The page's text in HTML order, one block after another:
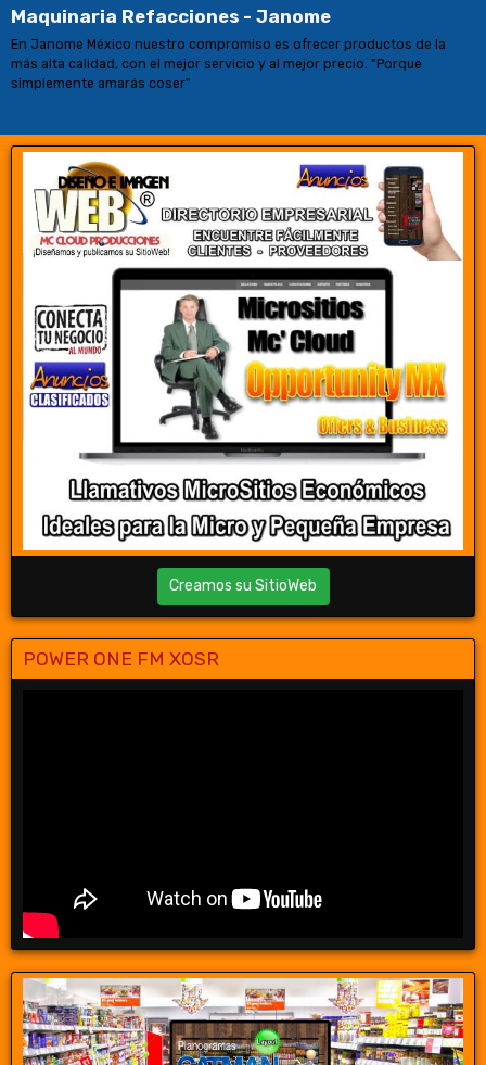
Maquinaria Refacciones - Janome
En Janome México nuestro compromiso es ofrecer productos de la
más alta calidad, con el mejor servicio y al mejor precio. "Porque
simplemente amarás coser"
Creamos su SitioWeb
POWER ONE FM XOSR